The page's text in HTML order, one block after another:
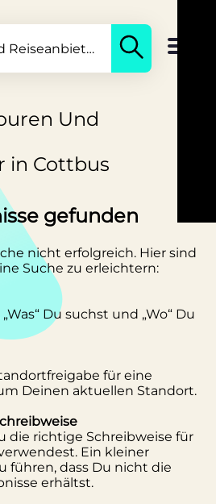
Und
in Cottbus
gefunden
nicht erfolgreich. Hier sind
Suche zu erleichtern:
Du suchst und „Wo“ Du
für eine
Deinen aktuellen Standort.
die richtige Schreibweise für
Ein kleiner
führen, dass Du nicht die
erhältst.